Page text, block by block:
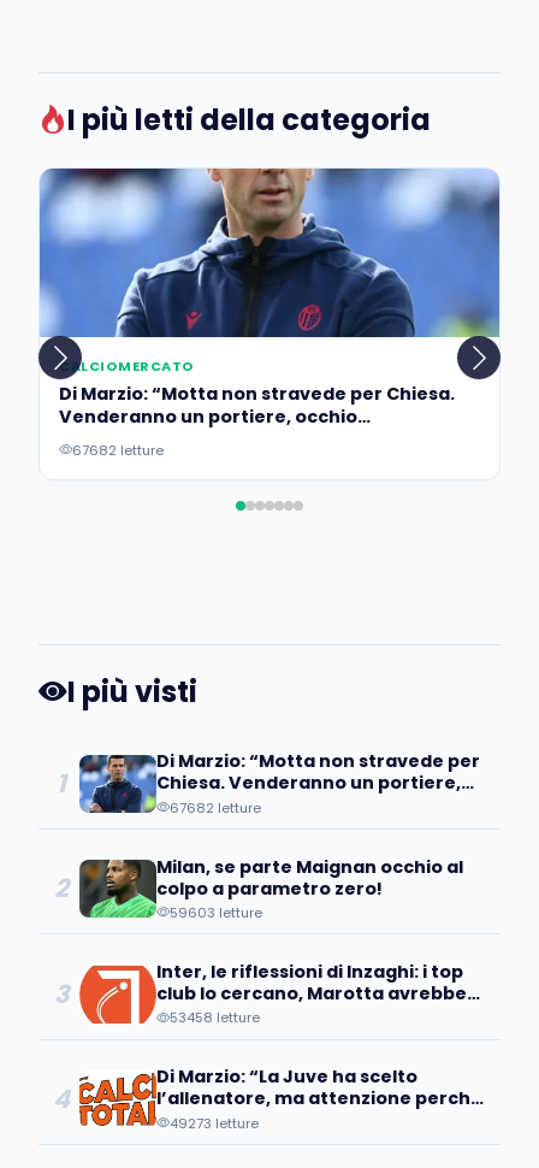
I più letti della categoria
CALCIOMERCATO
Di Marzio: “Motta non stravede per Chiesa.
Venderanno un portiere, occhio
all’operazione…”
67682 letture
I più visti
1
Di Marzio: “Motta non stravede per
Chiesa. Venderanno un portiere,
occhio all’operazione…”
67682 letture
2
Milan, se parte Maignan occhio al
colpo a parametro zero!
59603 letture
3
Inter, le riflessioni di Inzaghi: i top
club lo cercano, Marotta avrebbe
già individuato...
53458 letture
4
Di Marzio: “La Juve ha scelto
l’allenatore, ma attenzione perché
a Bologna sanno che...
49273 letture